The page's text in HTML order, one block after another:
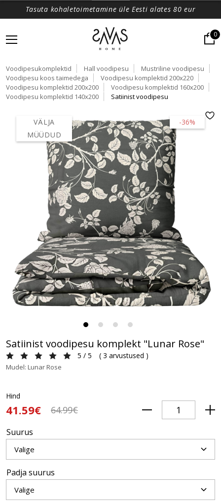
Tasuta kohaletoimetamine üle Eesti alates 80 eur
0
Voodipesukomplektid Hall voodipesu
Mustriline voodipesu
Voodipesu koos taimedega
Voodipesu komplektid 200x220
Voodipesu komplektid 200x200
Voodipesu komplektid 160x200
Voodipesu komplektid 140x200
Satiinist voodipesu
-36%
VÄLJA
MÜÜDUD
Satiinist voodipesu komplekt "Lunar Rose"
5 / 5 ( 3 arvustused )
Mudel: Lunar Rose
Hind
41.59€ 64.99€
Suurus
Padja suurus